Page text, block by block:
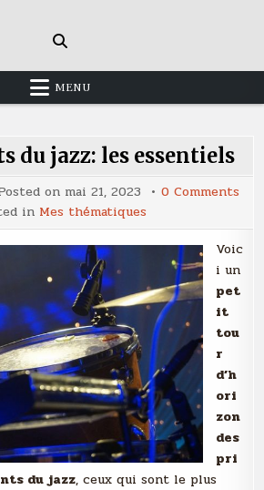
MENU
du jazz: les essentiels
on mai 21, 2023 0 Commentson
in Mes thématiques
Voic
i un
pet
it
tou
r
d’h
ori
zon
des
pri
du jazz, ceux qui sont le plus